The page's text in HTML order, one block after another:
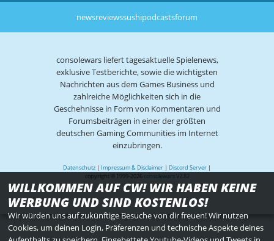
newsreviewssushipodcastsforum
consolewars liefert tagesaktuelle Spielenews,
exklusive Testberichte, sowie die wichtigsten
Nachrichten aus dem Games Business und
zahlreiche Möglichkeiten sich in die
Geschehnisse in Form von Kommentaren und
Forumsbeiträgen in einer der größten
deutschen Gaming Communities im Internet
einzubringen.
Datenschutz | Impressum & Disclaimer | Discord Server |
copyright © 1999-2026 consolewars V2.82
WILLKOMMEN AUF CW! WIR HABEN KEINE
WERBUNG UND SIND KOSTENLOS!
Wir würden uns auf zukünftige Besuche von dir freuen! Wir nutzen
Cookies, um deinen Login, Präferenzen und technische Aspekte deines